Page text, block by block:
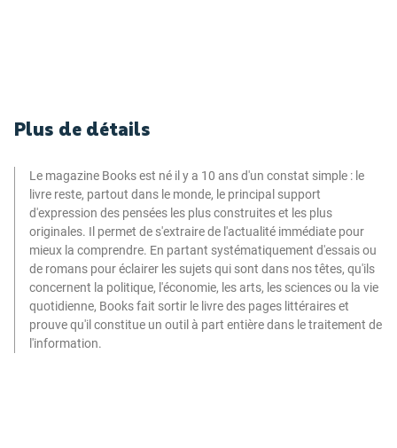
Plus de détails
Le magazine Books est né il y a 10 ans d'un constat simple : le
livre reste, partout dans le monde, le principal support
d'expression des pensées les plus construites et les plus
originales. Il permet de s'extraire de l'actualité immédiate pour
mieux la comprendre. En partant systématiquement d'essais ou
de romans pour éclairer les sujets qui sont dans nos têtes, qu'ils
concernent la politique, l'économie, les arts, les sciences ou la vie
quotidienne, Books fait sortir le livre des pages littéraires et
prouve qu'il constitue un outil à part entière dans le traitement de
l'information.